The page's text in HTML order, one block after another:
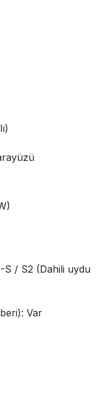
S / S2 (Dahili uydu
Var